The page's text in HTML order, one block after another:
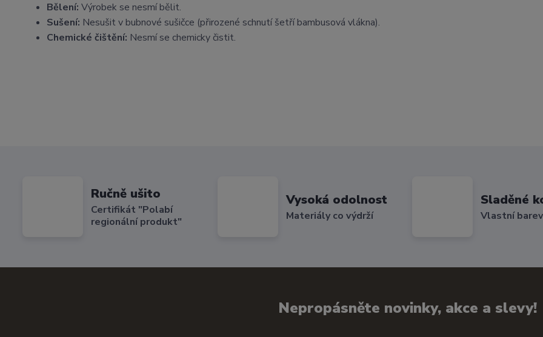
Bělení: Výrobek se nesmí bělit.
Sušení: Nesušit v bubnové sušičce (přirozené schnutí šetří bambusová vlákna).
Chemické čištění: Nesmí se chemicky čistit.
Ručně ušito
Certifikát "Polabí
regionální produkt"
Vysoká odolnost
Materiály co výdrží
Sladěné
Vlastní
Nepropásněte novinky, akce a slevy!